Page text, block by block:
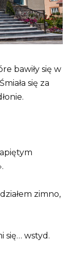
bawiły się w
się za
zimno,
się… wstyd.